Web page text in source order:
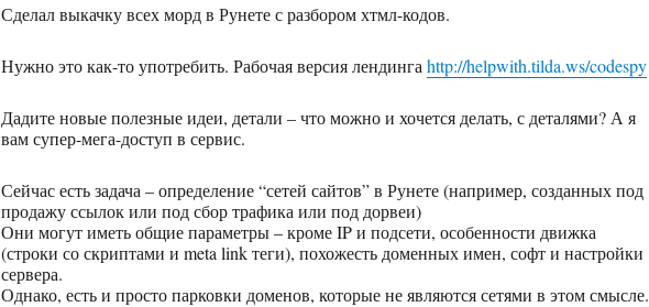
Сделал выкачку всех морд в Рунете с разбором хтмл-кодов.
Нужно это как-то употребить. Рабочая версия лендинга http://helpwith.tilda.ws/codespy
Дадите новые полезные идеи, детали – что можно и хочется делать, с деталями? А я
вам супер-мега-доступ в сервис.
Сейчас есть задача – определение “сетей сайтов” в Рунете (например, созданных под
продажу ссылок или под сбор трафика или под дорвеи)
Они могут иметь общие параметры – кроме IP и подсети, особенности движка
(строки со скриптами и meta link теги), похожесть доменных имен, софт и настройки
сервера.
Однако, есть и просто парковки доменов, которые не являются сетями в этом смысле.